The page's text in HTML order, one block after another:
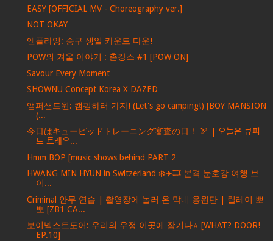
EASY [OFFICIAL MV - Choreography ver.]
NOT OKAY
엔플라잉: 승구 생일 카운트 다운!
POW의 겨울 이야기 : 촌캉스 #1 [POW ON]
Savour Every Moment
SHOWNU Concept Korea X DAZED
앰퍼샌드원: 캠핑하러 가자! (Let's go camping!) [BOY MANSION
(...
今日はキューピッドトレーニング審査の日！ 🏹 | 오늘은 큐피
드 트레ᄋ...
Hmm BOP [music shows behind PART 2
HWANG MIN HYUN in Switzerland ❄️✈️🎞️ 본격 눈호강 여행 브
이...
Criminal 안무 연습 | 촬영장에 놀러 온 막내 응원단 | 릴레이 뽀
뽀 [ZB1 CA...
보이넥스트도어: 우리의 우정 이곳에 잠기다⭐️ [WHAT? DOOR!
EP.10]